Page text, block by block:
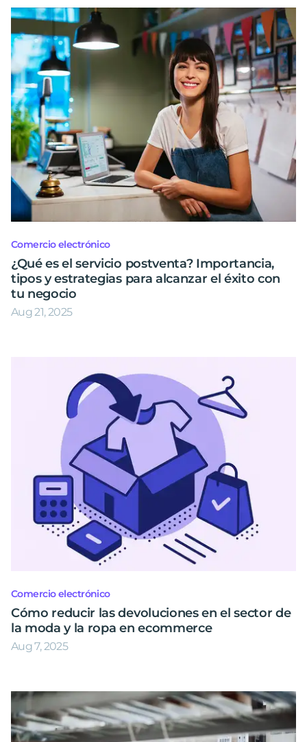
Comercio electrónico
¿Qué es el servicio postventa? Importancia,
tipos y estrategias para alcanzar el éxito con
tu negocio
Aug 21, 2025
Comercio electrónico
Cómo reducir las devoluciones en el sector de
la moda y la ropa en ecommerce
Aug 7, 2025